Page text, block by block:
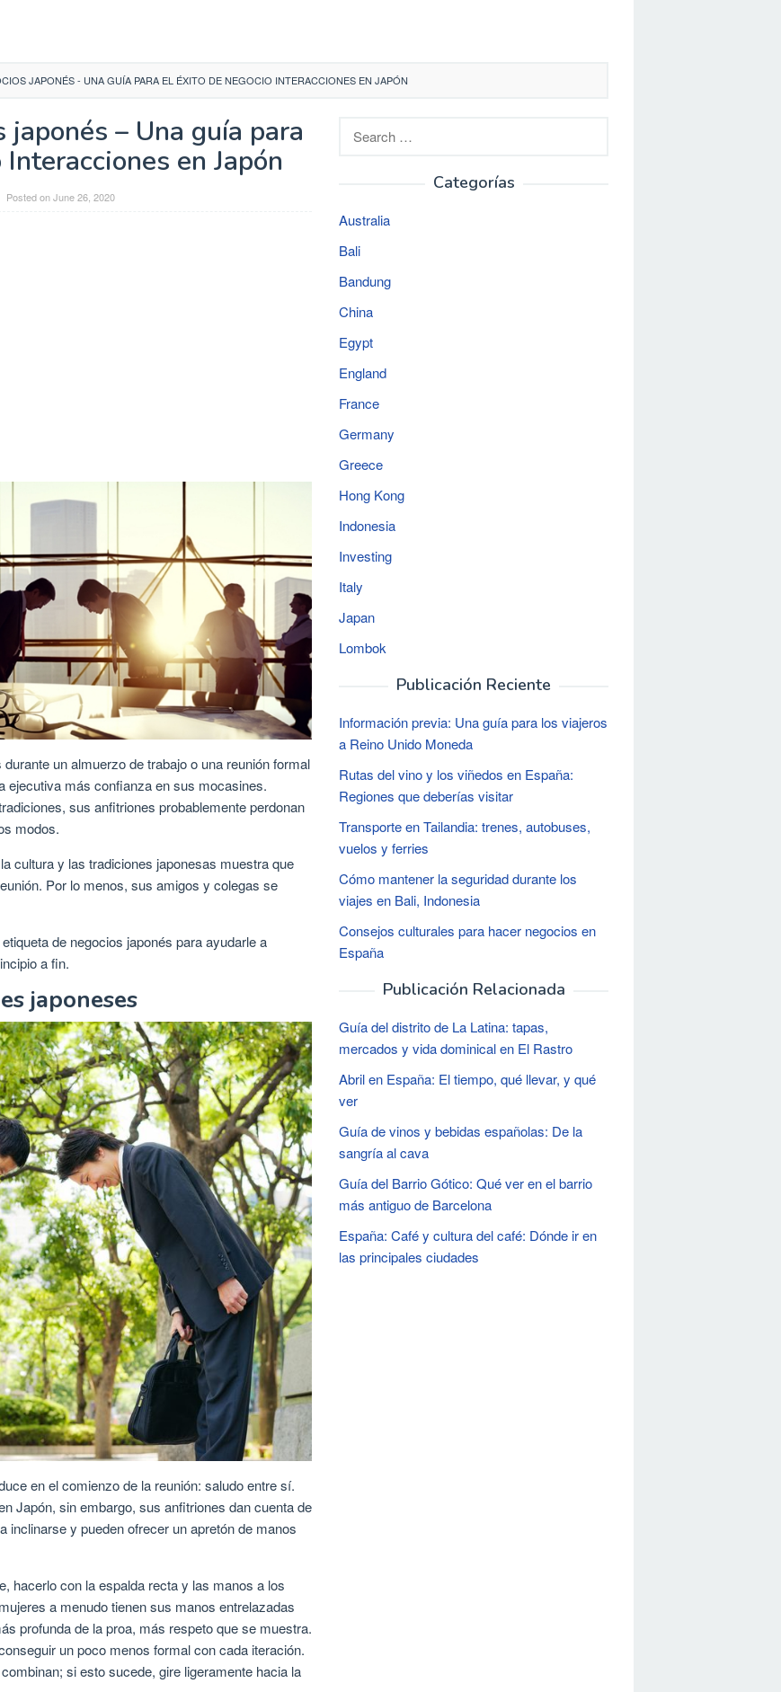
JAPONÉS - UNA GUÍA PARA EL ÉXITO DE NEGOCIO INTERACCIONES EN JAPÓN
– Una guía para
en Japón
Posted onJune 26, 2020
un almuerzo de trabajo o una reunión formal
ejecutiva más confianza en sus mocasines.
sus anfitriones probablemente perdonan
modos.
cultura y las tradiciones japonesas muestra que
Por lo menos, sus amigos y colegas se
de negocios japonés para ayudarle a
a fin.
japoneses
en el comienzo de la reunión: saludo entre sí.
Japón, sin embargo, sus anfitriones dan cuenta de
y pueden ofrecer un apretón de manos
hacerlo con la espalda recta y las manos a los
a menudo tienen sus manos entrelazadas
profunda de la proa, más respeto que se muestra.
un poco menos formal con cada iteración.
si esto sucede, gire ligeramente hacia la
Categorías
Australia
Bali
Bandung
China
Egypt
England
France
Germany
Greece
Hong Kong
Indonesia
Investing
Italy
Japan
Lombok
Publicación Reciente
Información previa: Una guía para los viajeros
a Reino Unido Moneda
Rutas del vino y los viñedos en España:
Regiones que deberías visitar
Transporte en Tailandia: trenes, autobuses,
vuelos y ferries
Cómo mantener la seguridad durante los
viajes en Bali, Indonesia
Consejos culturales para hacer negocios en
España
Publicación Relacionada
Guía del distrito de La Latina: tapas,
mercados y vida dominical en El Rastro
Abril en España: El tiempo, qué llevar, y qué
ver
Guía de vinos y bebidas españolas: De la
sangría al cava
Guía del Barrio Gótico: Qué ver en el barrio
más antiguo de Barcelona
España: Café y cultura del café: Dónde ir en
las principales ciudades